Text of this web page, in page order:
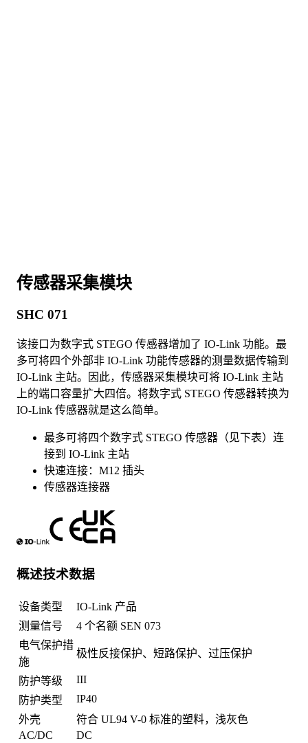
传感器采集模块
SHC 071
该接口为数字式 STEGO 传感器增加了 IO-Link 功能。最
多可将四个外部非 IO-Link 功能传感器的测量数据传输到
IO-Link 主站。因此，传感器采集模块可将 IO-Link 主站
上的端口容量扩大四倍。将数字式 STEGO 传感器转换为
IO-Link 传感器就是这么简单。
最多可将四个数字式 STEGO 传感器（见下表）连
接到 IO-Link 主站
快速连接：M12 插头
传感器连接器
概述技术数据
设备类型
IO-Link 产品
测量信号
4 个名额 SEN 073
电气保护措
施
极性反接保护、短路保护、过压保护
防护等级
III
防护类型
IP40
外壳
符合 UL94 V-0 标准的塑料，浅灰色
AC/DC
DC